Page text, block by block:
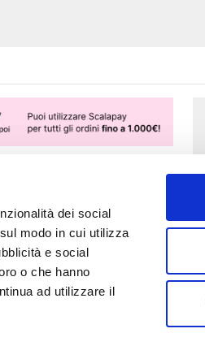
dei social
modo in cui utilizza
e social
o che hanno
ad utilizzare il